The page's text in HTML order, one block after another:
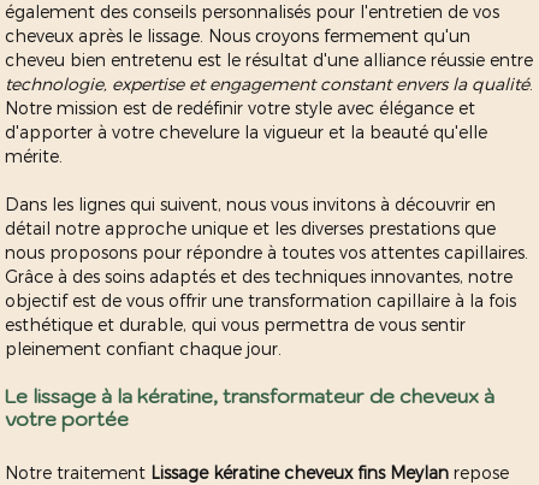
également des conseils personnalisés pour l'entretien de vos
cheveux après le lissage. Nous croyons fermement qu'un
cheveu bien entretenu est le résultat d'une alliance réussie entre
technologie, expertise et engagement constant envers la qualité.
Notre mission est de redéfinir votre style avec élégance et
d'apporter à votre chevelure la vigueur et la beauté qu'elle
mérite.
Dans les lignes qui suivent, nous vous invitons à découvrir en
détail notre approche unique et les diverses prestations que
nous proposons pour répondre à toutes vos attentes capillaires.
Grâce à des soins adaptés et des techniques innovantes, notre
objectif est de vous offrir une transformation capillaire à la fois
esthétique et durable, qui vous permettra de vous sentir
pleinement confiant chaque jour.
Le lissage à la kératine, transformateur de cheveux à
votre portée
Notre traitement Lissage kératine cheveux fins Meylan repose